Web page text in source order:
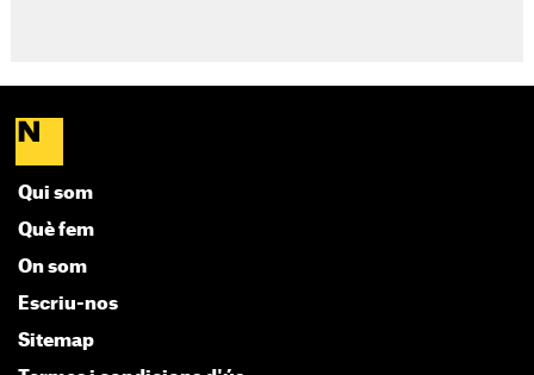
Qui som
Què fem
On som
Escriu-nos
Sitemap